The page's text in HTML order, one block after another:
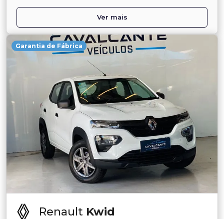
Ver mais
Garantia de Fábrica
Renault Kwid